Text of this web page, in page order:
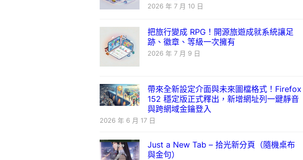
2026 年 7 月 10 日
把旅行變成 RPG！開源旅遊成就系統讓足
跡、徽章、等級一次擁有
2026 年 7 月 9 日
帶來全新設定介面與未來圖檔格式！Firefox
152 穩定版正式釋出，新增網址列一鍵靜音
與跨網域金鑰登入
2026 年 6 月 17 日
Just a New Tab – 拾光新分頁（隨機桌布
與金句）